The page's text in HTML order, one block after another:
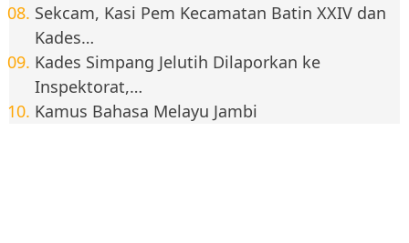
Sekcam, Kasi Pem Kecamatan Batin XXIV dan
Kades…
Kades Simpang Jelutih Dilaporkan ke
Inspektorat,…
Kamus Bahasa Melayu Jambi